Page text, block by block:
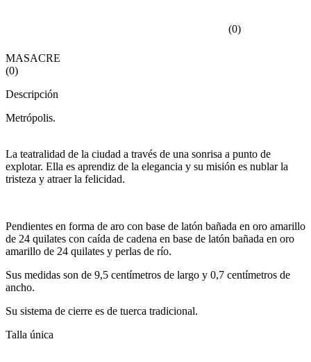
(0)
MASACRE
(0)
Descripción
Metrópolis.
La teatralidad de la ciudad a través de una sonrisa a punto de
explotar. Ella es aprendiz de la elegancia y su misión es nublar la
tristeza y atraer la felicidad.
Pendientes en forma de aro con base de latón bañada en oro amarillo
de 24 quilates con caída de cadena en base de latón bañada en oro
amarillo de 24 quilates y perlas de río.
Sus medidas son de 9,5 centímetros de largo y 0,7 centímetros de
ancho.
Su sistema de cierre es de tuerca tradicional.
Talla única